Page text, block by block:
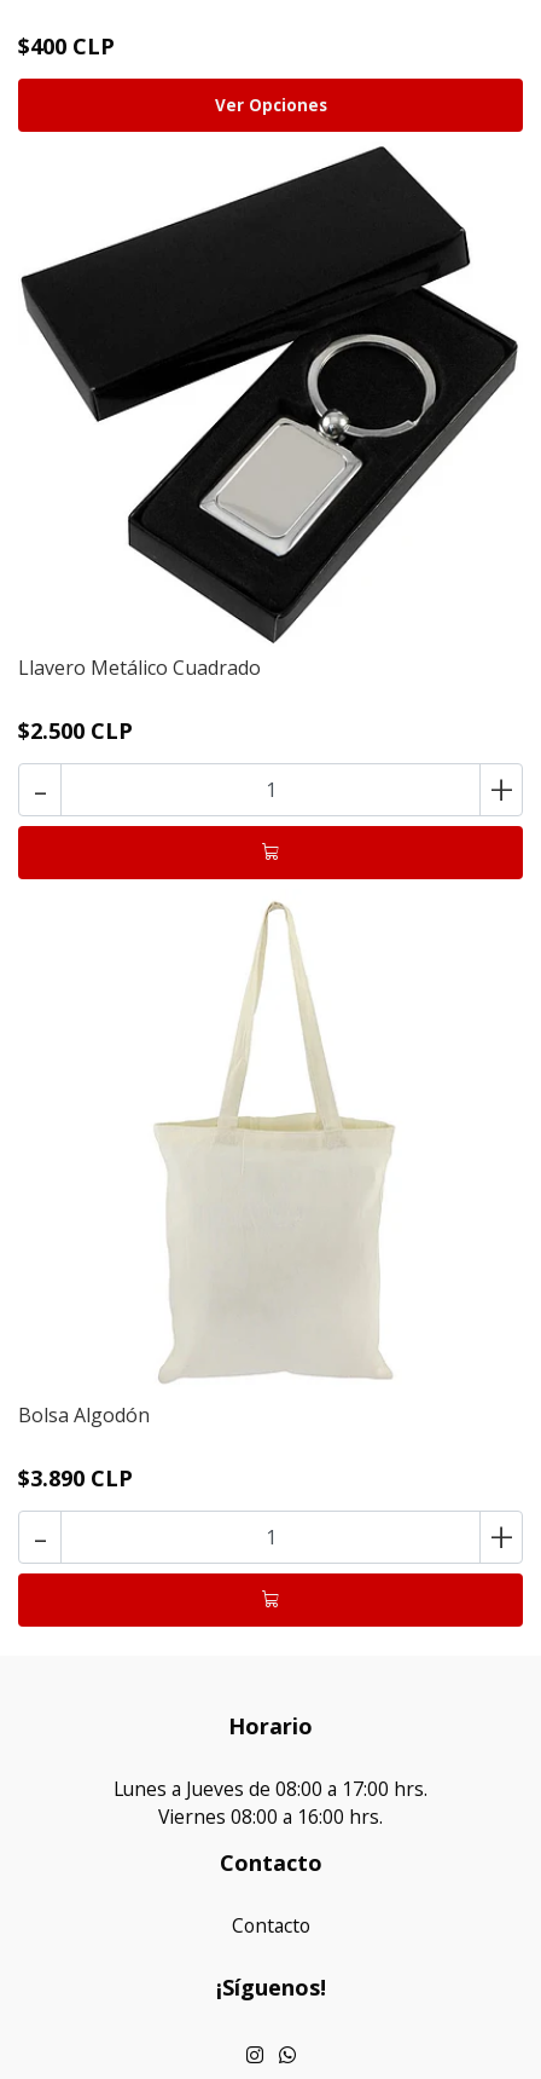
$400 CLP
Ver Opciones
Llavero Metálico Cuadrado
$2.500 CLP
- +
Bolsa Algodón
$3.890 CLP
- +
Horario
Lunes a Jueves de 08:00 a 17:00 hrs.
Viernes 08:00 a 16:00 hrs.
Contacto
Contacto
¡Síguenos!